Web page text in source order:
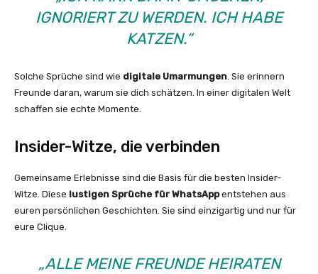
IGNORIERT ZU WERDEN. ICH HABE
KATZEN.“
Solche Sprüche sind wie digitale Umarmungen . Sie erinnern
Freunde daran, warum sie dich schätzen. In einer digitalen Welt
schaffen sie echte Momente.
Insider-Witze, die verbinden
Gemeinsame Erlebnisse sind die Basis für die besten Insider-
Witze. Diese lustigen Sprüche für WhatsAppentstehen aus
euren persönlichen Geschichten. Sie sind einzigartig und nur für
eure Clique.
„ALLE MEINE FREUNDE HEIRATEN